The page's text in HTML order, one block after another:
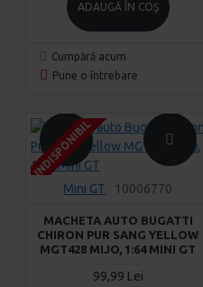
ADAUGĂ ÎN COŞ
Cumpără acum
Pune o întrebare
INDISPONIBIL
INDISPONIBIL
INDISPONIBIL
Mini GT 10006770
MACHETA AUTO BUGATTI
CHIRON PUR SANG YELLOW
MGT428 MIJO, 1:64 MINI GT
99,99 Lei